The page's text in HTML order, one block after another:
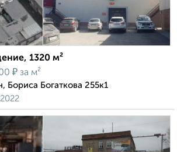
1320 м²
₽ за м²
Бориса Богаткова 255к1